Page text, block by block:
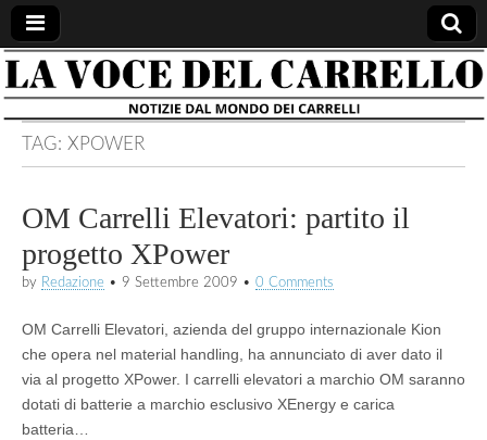
la voce
del
carrello
notizie
dal
mondo
dei
TAG: XPOWER
OM Carrelli Elevatori: partito il
progetto XPower
by Redazione • 9 Settembre 2009 • 0 Comments
OM Carrelli Elevatori, azienda del gruppo internazionale Kion
che opera nel material handling, ha annunciato di aver dato il
via al progetto XPower. I carrelli elevatori a marchio OM saranno
dotati di batterie a marchio esclusivo XEnergy e carica
batteria…